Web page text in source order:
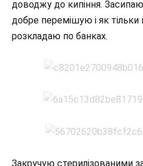
доводжу до кипіння.
добре перемішую і як
розкладаю по банках.
Закручую стерилізованими